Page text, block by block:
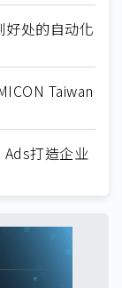
处的自动化
Taiwan
打造企业